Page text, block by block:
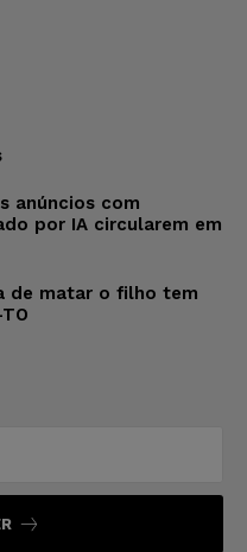
anúncios com
por IA circularem em
de matar o filho tem